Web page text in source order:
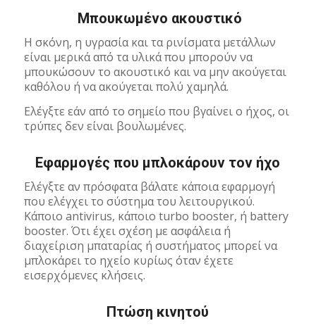
Μπουκωμένο ακουστικό
Η σκόνη, η υγρασία και τα ρινίσματα μετάλλων
είναι μερικά από τα υλικά που μπορούν να
μπουκώσουν το ακουστικό και να μην ακούγεται
καθόλου ή να ακούγεται πολύ χαμηλά.
Ελέγξτε εάν από το σημείο που βγαίνει ο ήχος, οι
τρύπες δεν είναι βουλωμένες.
Εφαρμογές που μπλοκάρουν τον ήχο
Ελέγξτε αν πρόσφατα βάλατε κάποια εφαρμογή
που ελέγχει το σύστημα του λειτουργικού.
Κάποιο antivirus, κάποιο turbo booster, ή battery
booster. Ότι έχει σχέση με ασφάλεια ή
διαχείριση μπαταρίας ή συστήματος μπορεί να
μπλοκάρει το ηχείο κυρίως όταν έχετε
εισερχόμενες κλήσεις.
Πτώση κινητού